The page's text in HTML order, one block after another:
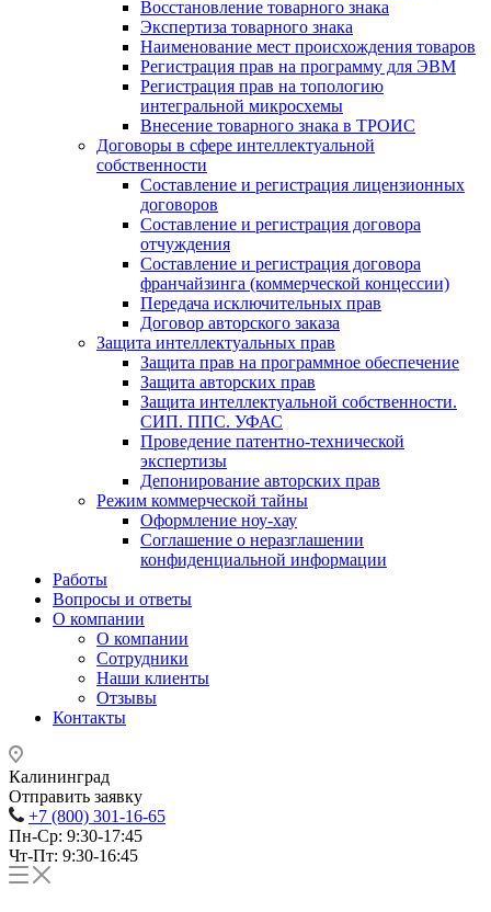
Восстановление товарного знака
Экспертиза товарного знака
Наименование мест происхождения товаров
Регистрация прав на программу для ЭВМ
Регистрация прав на топологию
интегральной микросхемы
Внесение товарного знака в ТРОИС
Договоры в сфере интеллектуальной
собственности
Составление и регистрация лицензионных
договоров
Составление и регистрация договора
отчуждения
Составление и регистрация договора
франчайзинга (коммерческой концессии)
Передача исключительных прав
Договор авторского заказа
Защита интеллектуальных прав
Защита прав на программное обеспечение
Защита авторских прав
Защита интеллектуальной собственности.
СИП. ППС. УФАС
Проведение патентно-технической
экспертизы
Депонирование авторских прав
Режим коммерческой тайны
Оформление ноу-хау
Соглашение о неразглашении
конфиденциальной информации
Работы
Вопросы и ответы
О компании
О компании
Сотрудники
Наши клиенты
Отзывы
Контакты
Калининград
Отправить заявку
+7 (800) 301-16-65
Пн-Ср: 9:30-17:45
Чт-Пт: 9:30-16:45